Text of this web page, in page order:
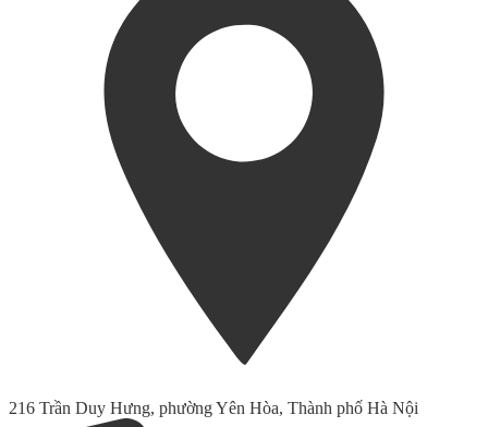
216 Trần Duy Hưng, phường Yên Hòa, Thành phố Hà Nội